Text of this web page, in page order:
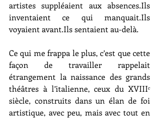
artistes suppléaient aux absences.Ils
inventaient ce qui manquait.Ils
voyaient avant.Ils sentaient au-delà.
Ce qui me frappa le plus, c’est que cette
façon de travailler rappelait
étrangement la naissance des grands
théâtres à l’italienne, ceux du XVIIIᵉ
siècle, construits dans un élan de foi
artistique, avec peu, mais avec tout en